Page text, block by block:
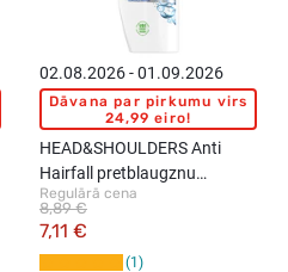
02.08.2026 - 01.09.2026
Dāvana par pirkumu virs
24,99 eiro!
HEAD&SHOULDERS Anti
Hairfall pretblaugznu
šampūns, 400ml
Regulārā cena
7,11 €
8,89 €
1